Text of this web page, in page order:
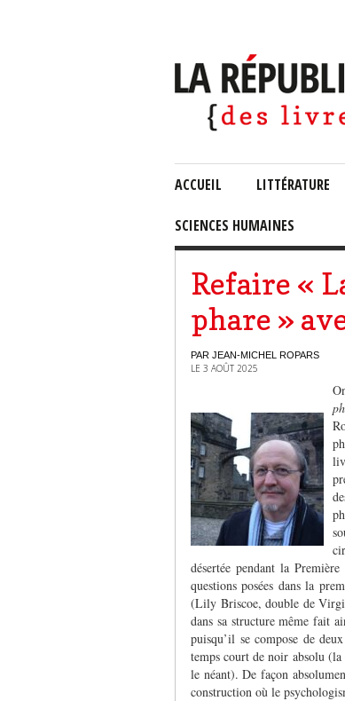
ACCUEIL LITTÉRATURE
SCIENCES HUMAINES
Refaire «
phare »
PAR JEAN-MICHEL ROPARS
LE 3 AOÛT 2025
désertée pendant la
questions posées dans la
(Lily Briscoe, double de
dans sa structure même fait
puisqu’il se compose de
temps court de noir absolu
le néant). De façon
construction où le